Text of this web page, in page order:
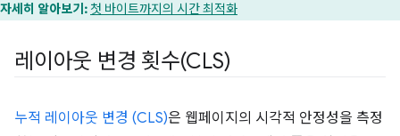
자세히 알아보기: 첫 바이트까지의 시간 최적화
레이아웃 변경 횟수(CLS)
누적 레이아웃 변경 (CLS)은 웹페이지의 시각적 안정성을 측정